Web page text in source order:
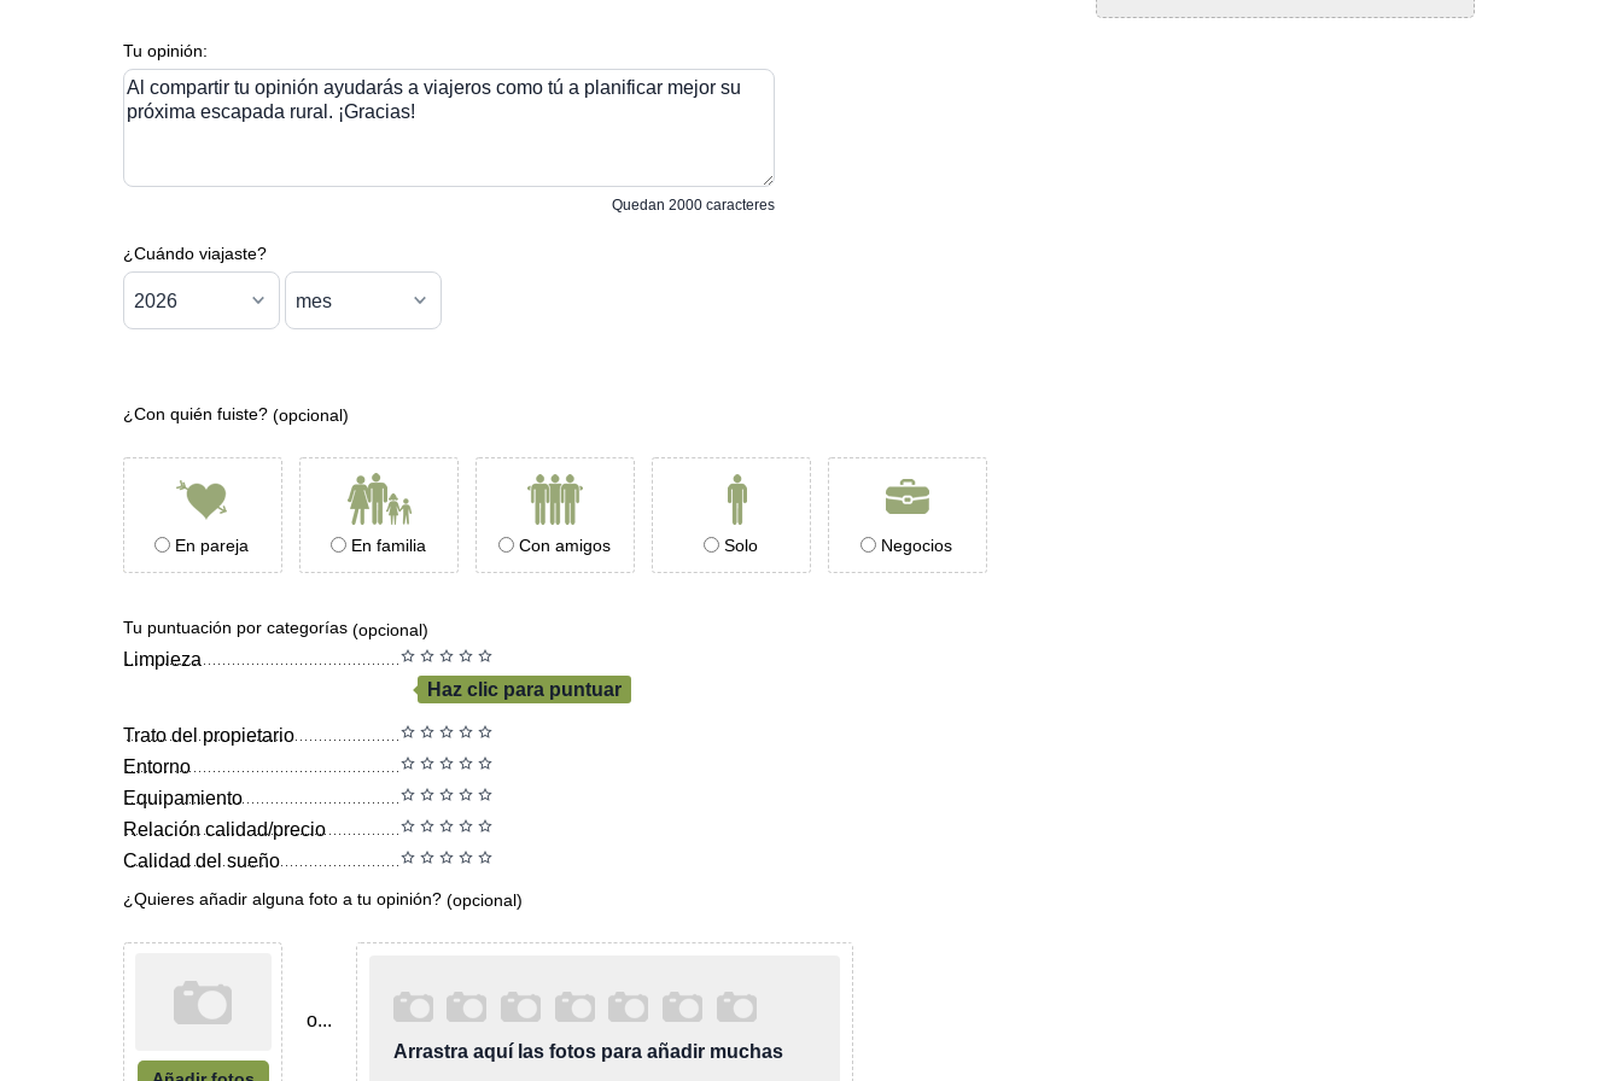
Tu opinión:
Al compartir tu opinión ayudarás a viajeros como tú a planificar mejor su
próxima escapada rural. ¡Gracias!
Quedan 2000 caracteres
¿Cuándo viajaste?
¿Con quién fuiste? (opcional)
En pareja En familia Con amigos Solo Negocios
Tu puntuación por categorías (opcional)
Limpieza
Haz clic para puntuar
Trato del propietario
Entorno
Equipamiento
Relación calidad/precio
Calidad del sueño
¿Quieres añadir alguna foto a tu opinión? (opcional)
o...
Arrastra aquí las fotos para añadir muchas